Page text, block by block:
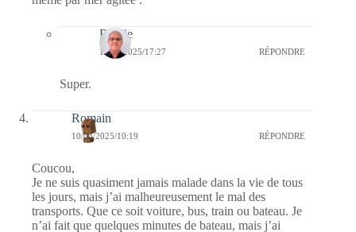
Bernie
13/03/2025/17:27 RÉPONDRE
Super.
Romain
10/03/2025/10:19 RÉPONDRE
Coucou,
Je ne suis quasiment jamais malade dans la vie de tous
les jours, mais j’ai malheureusement le mal des
transports. Que ce soit voiture, bus, train ou bateau. Je
n’ai fait que quelques minutes de bateau, mais j’ai